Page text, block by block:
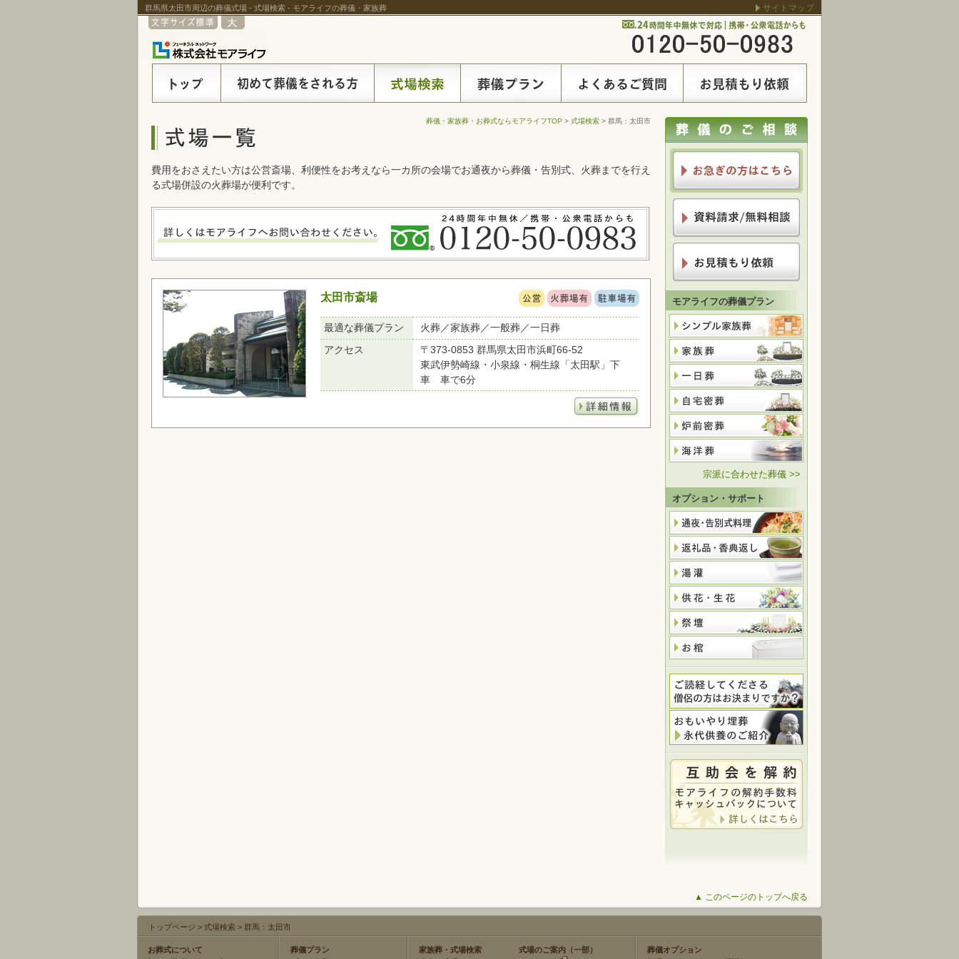
群馬県太田市周辺の葬儀式場 - 式場検索 - モアライフの葬儀・家族葬 サイトマップ
葬儀・家族葬・お葬式ならモアライフTOP > 式場検索 > 群馬：太田市
費用をおさえたい方は公営斎場、利便性をお考えなら一カ所の会場でお通夜から葬儀・告別式、火葬までを行え
る式場併設の火葬場が便利です。
太田市斎場
最適な葬儀プラン
火葬／家族葬／一般葬／一日葬
アクセス
〒373-0853 群馬県太田市浜町66-52
東武伊勢崎線・小泉線・桐生線「太田駅」下
車 車で6分
モアライフの葬儀プラン
宗派に合わせた葬儀 >>
オプション・サポート
▲ このページのトップへ戻る
トップページ > 式場検索 > 群馬：太田市
お葬式について
葬儀プラン
家族葬・式場検索
式場のご案内（一部）
葬儀オプション